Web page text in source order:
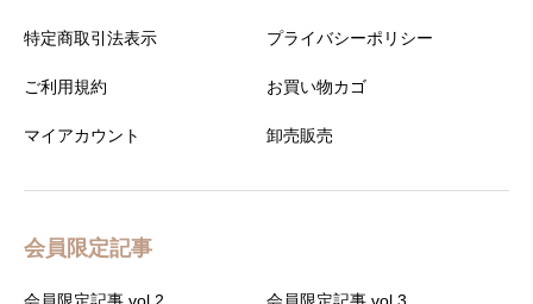
特定商取引法表示 プライバシーポリシー
ご利用規約 お買い物カゴ
マイアカウント 卸売販売
会員限定記事